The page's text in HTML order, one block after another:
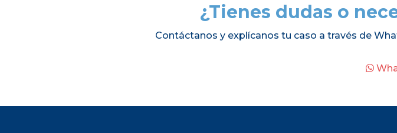
¿Tienes dudas o
Contáctanos y explícanos tu caso a través de